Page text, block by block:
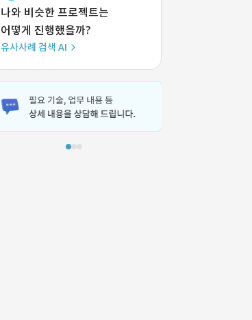
나와 비슷한 프로젝트는
어떻게 진행했을까?
유사사례 검색 AI